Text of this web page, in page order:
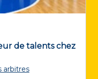
de talents chez
arbitres